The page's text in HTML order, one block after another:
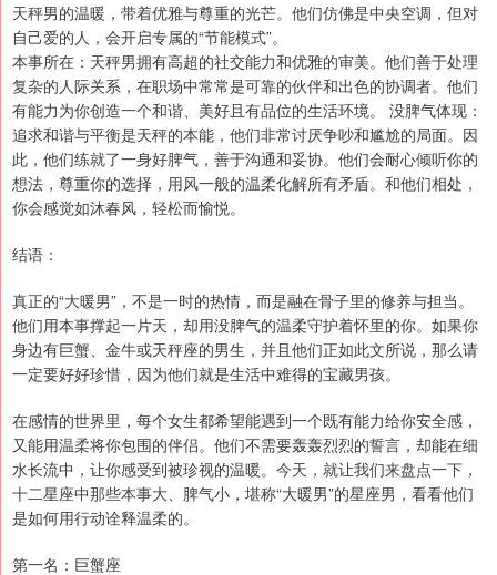
天秤男的温暖，带着优雅与尊重的光芒。他们仿佛是中央空调，但对
自己爱的人，会开启专属的“节能模式”。
本事所在：天秤男拥有高超的社交能力和优雅的审美。他们善于处理
复杂的人际关系，在职场中常常是可靠的伙伴和出色的协调者。他们
有能力为你创造一个和谐、美好且有品位的生活环境。 没脾气体现：
追求和谐与平衡是天秤的本能，他们非常讨厌争吵和尴尬的局面。因
此，他们练就了一身好脾气，善于沟通和妥协。他们会耐心倾听你的
想法，尊重你的选择，用风一般的温柔化解所有矛盾。和他们相处，
你会感觉如沐春风，轻松而愉悦。
结语：
真正的“大暖男”，不是一时的热情，而是融在骨子里的修养与担当。
他们用本事撑起一片天，却用没脾气的温柔守护着怀里的你。如果你
身边有巨蟹、金牛或天秤座的男生，并且他们正如此文所说，那么请
一定要好好珍惜，因为他们就是生活中难得的宝藏男孩。
在感情的世界里，每个女生都希望能遇到一个既有能力给你安全感，
又能用温柔将你包围的伴侣。他们不需要轰轰烈烈的誓言，却能在细
水长流中，让你感受到被珍视的温暖。今天，就让我们来盘点一下，
十二星座中那些本事大、脾气小，堪称“大暖男”的星座男，看看他们
是如何用行动诠释温柔的。
第一名：巨蟹座